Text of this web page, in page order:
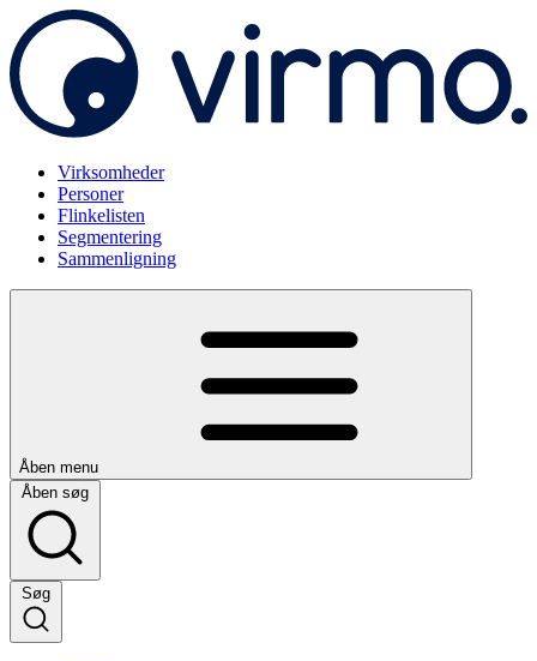
Virksomheder
Personer
Flinkelisten
Segmentering
Sammenligning
Åben menu
Åben søg
Søg